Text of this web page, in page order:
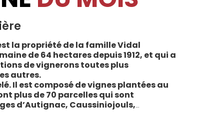
la propriété de la famille Vidal
de 64 hectares depuis 1912, et qui a
de vignerons toutes plus
autres.
Il est composé de vignes plantées au
plus de 70 parcelles qui sont
d’Autignac, Caussiniojouls,
de l’aire de l’Appellation. La grande